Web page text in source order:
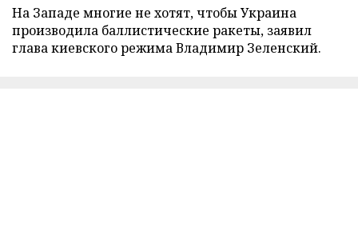
На Западе многие не хотят, чтобы Украина
производила баллистические ракеты, заявил
глава киевского режима Владимир Зеленский.